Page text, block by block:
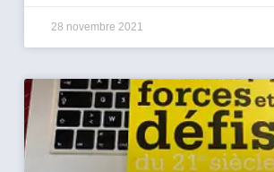
28 novembre 2021